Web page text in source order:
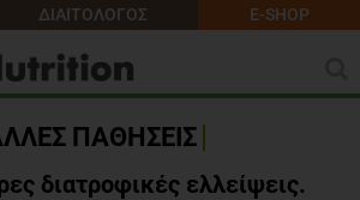
ΔΙΑΙΤΟΛΟΓΟΣ E-SHOP
ΠΑΘΗΣΕΙΣ
διατροφικές ελλείψεις.